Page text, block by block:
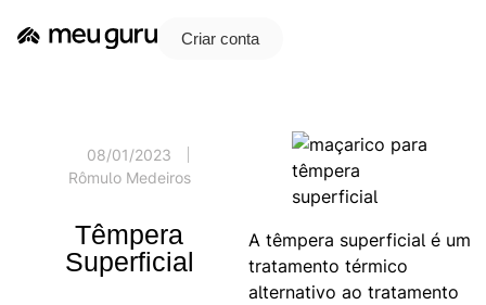
Criar conta
08/01/2023
Rômulo Medeiros
Têmpera
Superficial
A têmpera superficial é um
tratamento térmico
alternativo ao tratamento